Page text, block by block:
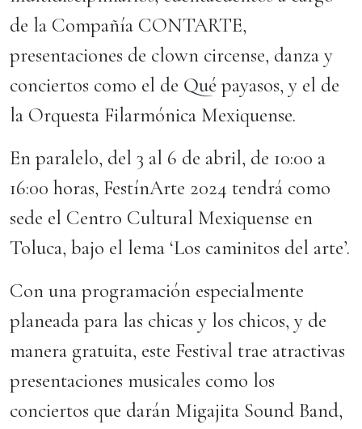
de la Compañía CONTARTE,
presentaciones de clown circense, danza y
conciertos como el de Qué payasos, y el de
la Orquesta Filarmónica Mexiquense.
En paralelo, del 3 al 6 de abril, de 10:00 a
16:00 horas, FestínArte 2024 tendrá como
sede el Centro Cultural Mexiquense en
Toluca, bajo el lema ‘Los caminitos del arte’.
Con una programación especialmente
planeada para las chicas y los chicos, y de
manera gratuita, este Festival trae atractivas
presentaciones musicales como los
conciertos que darán Migajita Sound Band,